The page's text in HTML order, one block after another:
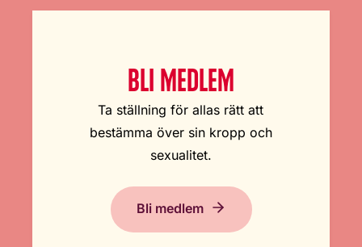
BLI MEDLEM
Ta ställning för allas rätt att
bestämma över sin kropp och
sexualitet.
Bli medlem